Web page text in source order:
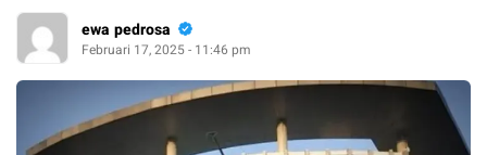
ewa pedrosa
Februari 17, 2025 - 11:46 pm